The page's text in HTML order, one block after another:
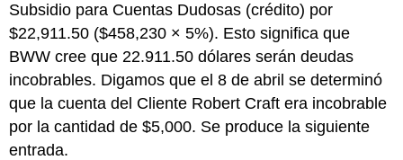
Subsidio para Cuentas Dudosas (crédito) por
$22,911.50 ($458,230 × 5%). Esto significa que
BWW cree que 22.911.50 dólares serán deudas
incobrables. Digamos que el 8 de abril se determinó
que la cuenta del Cliente Robert Craft era incobrable
por la cantidad de $5,000. Se produce la siguiente
entrada.